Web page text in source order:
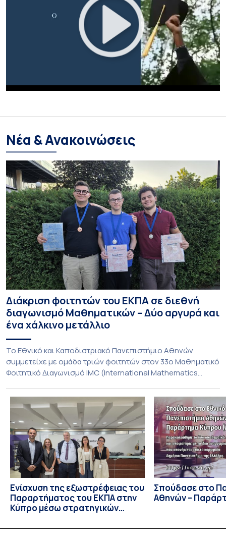
Νέα & Ανακοινώσεις
Διάκριση φοιτητών του ΕΚΠΑ σε διεθνή
διαγωνισμό Μαθηματικών – Δύο αργυρά και
ένα χάλκινο μετάλλιο
To Εθνικό και Καποδιστριακό Πανεπιστήμιο Αθηνών
συμμετείχε με ομάδα τριών φοιτητών στον 33ο Μαθηματικό
Φοιτητικό Διαγωνισμό IMC (International Mathematics
Ιουλίου στο Blagoevgrad της Βουλγαρίας. Σε αυτόν
συμμετείχαν 447 φοιτητές εκπροσωπώντας 135
πανεπιστήμια από 46 χώρες. Από την Ελλάδα, συμμετείχαν
επίσης το Εθνικό Μετσόβιο Πολυτεχνείο, το Αριστοτέλειο
Πανεπιστήμιο […]
Ενίσχυση της εξωστρέφειας του
Παραρτήματος του ΕΚΠΑ στην
Κύπρο μέσω στρατηγικών
Σπούδασε στο
Αθηνών –